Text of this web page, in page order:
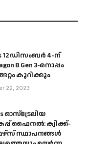
12 ഡിസംബർ 4-ന്
8 Gen 3-നൊപ്പം
കുറിക്കും
22, 2023
ഓസ്‌ട്രേലിയ
ഫൈനൽ: ക്വിക്ക്-
സ്ഥാപനങ്ങൾ